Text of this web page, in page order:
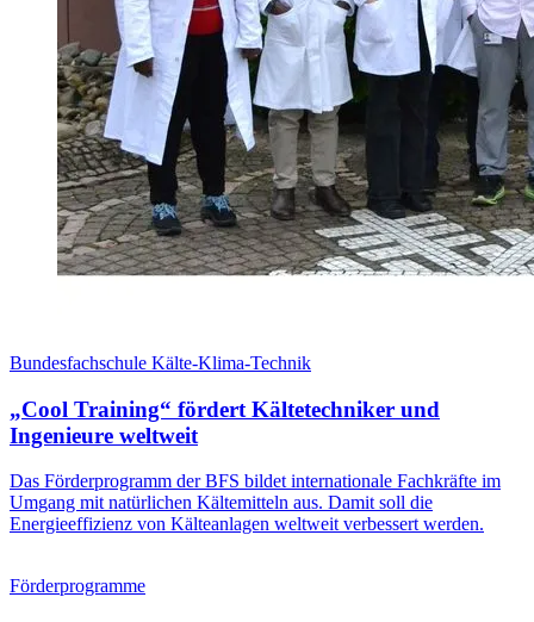
Bundesfachschule Kälte-Klima-Technik
„Cool Training“ fördert Kältetechniker und
Ingenieure weltweit
Das Förderprogramm der BFS bildet internationale Fachkräfte im
Umgang mit natürlichen Kältemitteln aus. Damit soll die
Energieeffizienz von Kälteanlagen weltweit verbessert werden.
Förderprogramme